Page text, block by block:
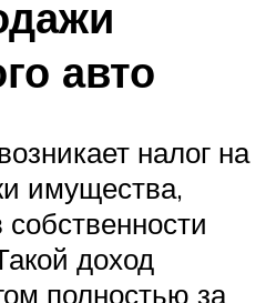
авто
налог на
имущества,
доход
полностью за